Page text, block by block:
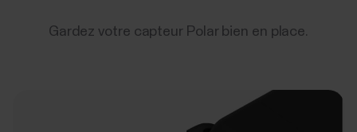
Gardez votre capteur Polar bien en place.